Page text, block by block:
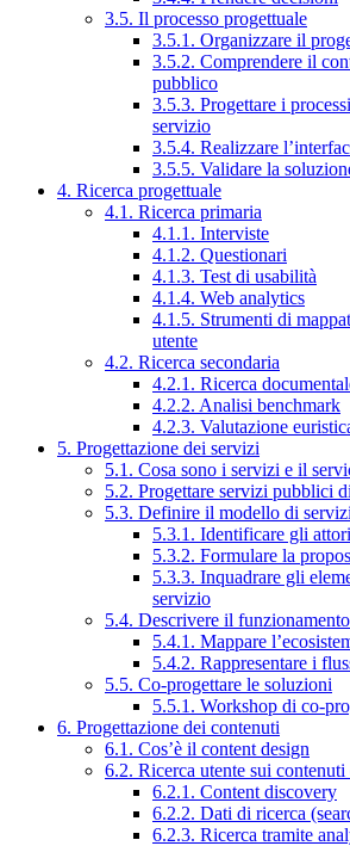
3.5. Il processo progettuale
3.5.1. Organizzare il
3.5.2. Comprendere il
pubblico
3.5.3. Progettare i
servizio
3.5.4. Realizzare
3.5.5. Validare la
4. Ricerca progettuale
4.1. Ricerca primaria
4.1.1. Interviste
4.1.2. Questionari
4.1.3. Test di usabilità
4.1.4. Web analytics
4.1.5. Strumenti di
utente
4.2. Ricerca secondaria
4.2.1. Ricerca
4.2.2. Analisi benchmark
4.2.3. Valutazione
5. Progettazione dei servizi
5.1. Cosa sono i servizi e il
5.2. Progettare servizi pubblici
5.3. Definire il modello di
5.3.1. Identificare gli
5.3.2. Formulare la
5.3.3. Inquadrare gli
servizio
5.4. Descrivere il
5.4.1. Mappare
5.4.2. Rappresentare i
5.5. Co-progettare le soluzioni
5.5.1. Workshop di co-
6. Progettazione dei contenuti
6.1. Cos’è il content design
6.2. Ricerca utente sui
6.2.1. Content discovery
6.2.2. Dati di ricerca
6.2.3. Ricerca tramite